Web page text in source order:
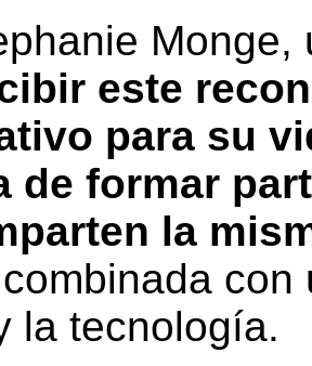
este
para su
de formar
la
con
la tecnología.